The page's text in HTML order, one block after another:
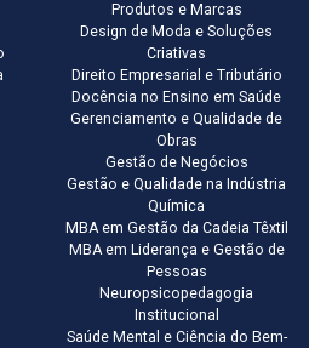
Produtos e Marcas
Design de Moda e Soluções
Criativas
Direito Empresarial e Tributário
Docência no Ensino em Saúde
Gerenciamento e Qualidade de
Obras
Gestão de Negócios
Gestão e Qualidade na Indústria
Química
MBA em Gestão da Cadeia Têxtil
MBA em Liderança e Gestão de
Pessoas
Neuropsicopedagogia
Institucional
Saúde Mental e Ciência do Bem-